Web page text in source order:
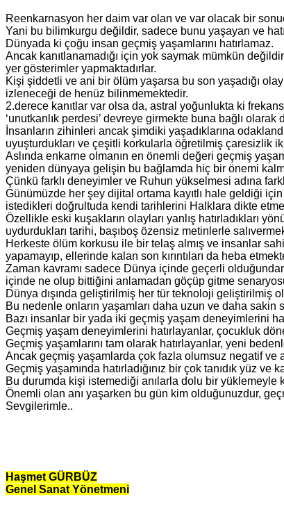
Reenkarnasyon her daim var olan ve var olacak bir
Yani bu bilimkurgu değildir, sadece bunu yaşayan ve
Dünyada ki çoğu insan geçmiş yaşamlarını hatırlamaz.
Ancak kanıtlanamadığı için yok saymak mümkün
yer gösterimler yapmaktadırlar.
Kişi şiddetli ve ani bir ölüm yaşarsa bu son yaşadığı
izleneceği de henüz bilinmemektedir.
2.derece kanıtlar var olsa da, astral yoğunlukta ki
‘unutkanlık perdesi’ devreye girmekte buna bağlı olarak
İnsanların zihinleri ancak şimdiki yaşadıklarına
uyuşturdukları ve çeşitli korkularla öğretilmiş çaresizlik
Aslında enkarne olmanın en önemli değeri geçmiş
yeniden dünyaya gelişin bu bağlamda hiç bir önemi
Çünkü farklı deneyimler ve Ruhun yükselmesi adına
Günümüzde her şey dijital ortama kayıtlı hale geldiği
istedikleri doğrultuda kendi tarihlerini Halklara dikte
Özellikle eski kuşakların olayları yanlış hatırladıkları
uydurdukları tarihi, başıboş özensiz metinlerle
Herkeste ölüm korkusu ile bir telaş almış ve insanlar
yapamayıp, ellerinde kalan son kırıntıları da heba
Zaman kavramı sadece Dünya içinde geçerli
içinde ne olup bittiğini anlamadan göçüp gitme
Dünya dışında geliştirilmiş her tür teknoloji geliştirilmiş
Bu nedenle onların yaşamları daha uzun ve daha sakin
Bazı insanlar bir yada iki geçmiş yaşam deneyimlerini
Geçmiş yaşam deneyimlerini hatırlayanlar, çocukluk
Geçmiş yaşamlarını tam olarak hatırlayanlar, yeni
Ancak geçmiş yaşamlarda çok fazla olumsuz negatif ve
Geçmiş yaşamında hatırladığınız bir çok tanıdık yüz
Bu durumda kişi istemediği anılarla dolu bir yüklemeyle
Önemli olan anı yaşarken bu gün kim olduğunuzdur,
Sevgilerimle..
Haşmet GÜRBÜZ
Genel Sanat Yönetmeni